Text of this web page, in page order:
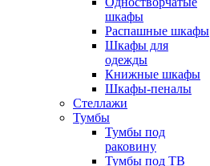
шкафы
Распашные шкафы
Шкафы для
одежды
Книжные шкафы
Шкафы-пеналы
Стеллажи
Тумбы
Тумбы под
раковину
Тумбы под ТВ